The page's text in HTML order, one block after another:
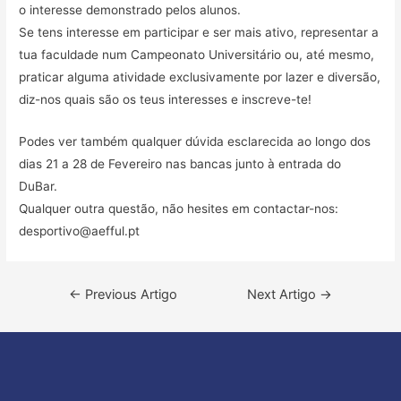
o interesse demonstrado pelos alunos.
Se tens interesse em participar e ser mais ativo, representar a
tua faculdade num Campeonato Universitário ou, até mesmo,
praticar alguma atividade exclusivamente por lazer e diversão,
diz-nos quais são os teus interesses e inscreve-te!
Podes ver também qualquer dúvida esclarecida ao longo dos
dias 21 a 28 de Fevereiro nas bancas junto à entrada do
DuBar.
Qualquer outra questão, não hesites em contactar-nos:
desportivo@aefful.pt
Navegação
artigos
← Previous Artigo Next Artigo →